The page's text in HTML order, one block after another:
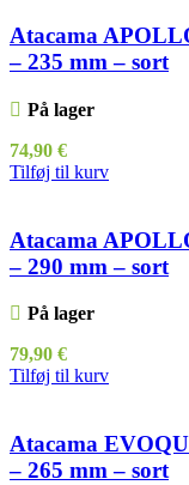
Atacama
– 235 mm – sort
På lager
74,90 €
Tilføj til kurv
Atacama
– 290 mm – sort
På lager
79,90 €
Tilføj til kurv
Atacama
– 265 mm – sort